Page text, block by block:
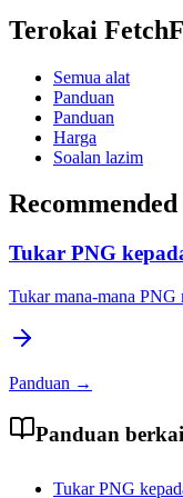
Terokai
Semua alat
Panduan
Panduan
Harga
Soalan lazim
Tukar PNG
Tukar mana-mana PNG
Panduan →
Panduan
Tukar PNG